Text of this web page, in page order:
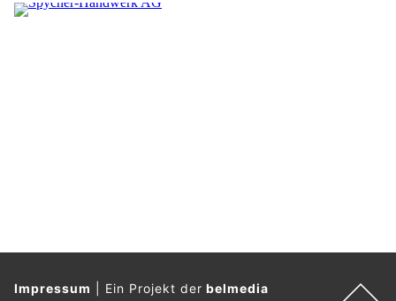
Impressum Ein Projekt derbelmedia